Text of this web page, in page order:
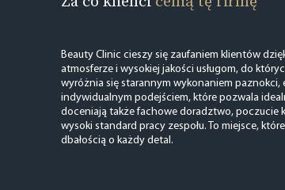
Beauty Clinic cieszy się zaufaniem klientów
atmosferze i wysokiej jakości usługom, do
wyróżnia się starannym wykonaniem
indywidualnym podejściem, które pozwala
doceniają także fachowe doradztwo, poczucie
wysoki standard pracy zespołu. To miejsce,
dbałością o każdy detal.